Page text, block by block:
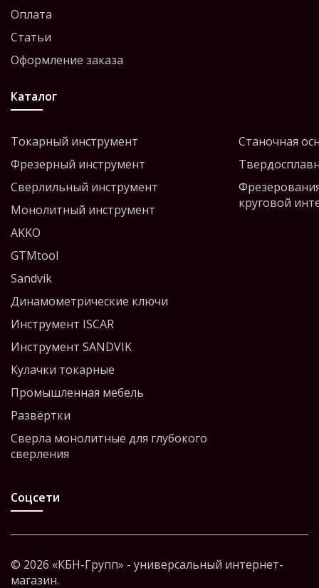
Оплата
Статьи
Оформление заказа
Каталог
Токарный инструмент
Фрезерный инструмент
Сверлильный инструмент
Монолитный инструмент
AKKO
GTMtool
Sandvik
Динамометрические ключи
Инструмент ISCAR
Инструмент SANDVIK
Кулачки токарные
Промышленная мебель
Развёртки
Сверла монолитные для глубокого
сверления
Станочная
круговой
Соцсети
© 2026 «КБН-Групп» - универсальный интернет-
магазин.